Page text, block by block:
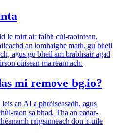
le toirt air falbh cùl-raointean,
an ìomhaighe math, gu bheil
agus gu bheil am brabhsair agad
cùisean maireannach.
mi remove-bg.io?
an AI a phròiseasadh, agus
raon sa bhad. Tha an eadar-
ruigsinneach don h-uile